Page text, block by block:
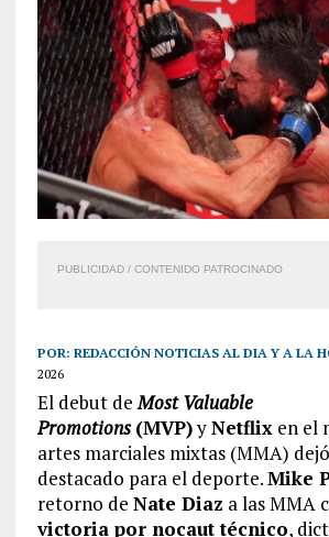
PUBLICIDAD / CONTENIDO PATROCINADO
POR: REDACCIÓN NOTICIAS AL DIA Y A LA
2026
El debut deMost Valuable
Promotions(MVP)yNetflixen el
artes marciales mixtas (MMA)
destacado para el deporte.Mike
retorno de Nate Diaz a las MMA
victoria por nocaut técnico,